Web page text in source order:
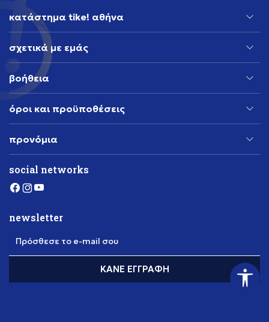
κατάστημα tike! αθήνα
σχετικά με εμάς
βοήθεια
όροι και προϋποθέσεις
προνόμια
social networks
newsletter
Πρόσθεσε το e-mail σου
ΚΆΝΕ ΕΓΓΡΑΦΉ